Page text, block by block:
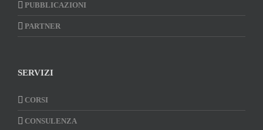
PUBBLICAZIONI
PARTNER
SERVIZI
CORSI
CONSULENZA